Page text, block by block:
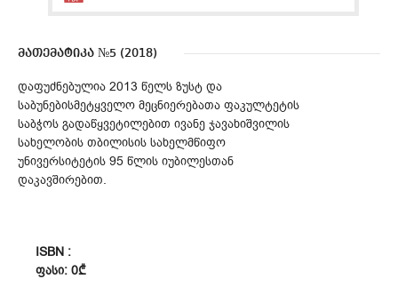
მათემატიკა №5 (2018)
დაფუძნებულია 2013 წელს ზუსტ და
საბუნებისმეტყველო მეცნიერებათა ფაკულტეტის
საბჭოს გადაწყვეტილებით ივანე ჯავახიშვილის
სახელობის თბილისის სახელმწიფო
უნივერსიტეტის 95 წლის იუბილესთან
დაკავშირებით.
ISBN :
ᲤᲐᲡᲘ: 0₾